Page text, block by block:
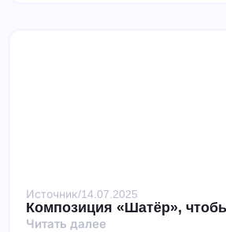
Источник/14.07.2025
Композиция «Шатёр»,
Читать далее